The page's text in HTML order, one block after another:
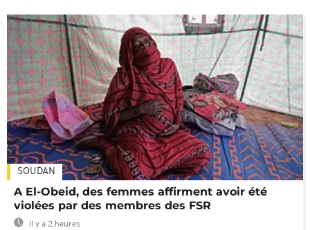
SOUDAN
A El-Obeid, des femmes affirment avoir été
violées par des membres des FSR
Il y a 2 heures